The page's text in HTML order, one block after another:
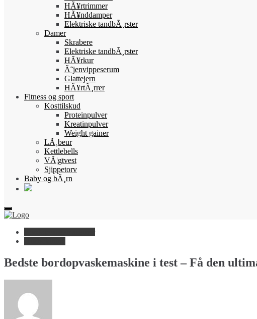
HÃ¥rtrimmer
HÃ¥nddamper
Elektriske tandbÃ¸rster
Damer
Skrabere
Elektriske tandbÃ¸rster
HÃ¥rkur
Ã˜jenvippeserum
Glattejern
HÃ¥rtÃ¸rrer
Fitness og sport
Kosttilskud
Proteinpulver
Kreatinpulver
Weight gainer
LÃ¸beur
Kettlebells
VÃ¦gtvest
Sjippetorv
Baby og bÃ¸rn
Bedste bordopvaskemaskine i test – Få den